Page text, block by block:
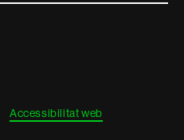
Accessibilitat web